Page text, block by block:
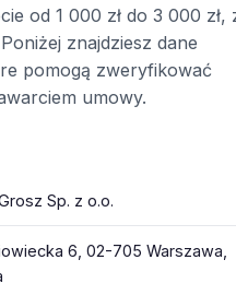
od 1 000 zł do 3 000 zł,
znajdziesz dane
pomogą zweryfikować
umowy.
Sp. z o.o.
6, 02-705 Warszawa,